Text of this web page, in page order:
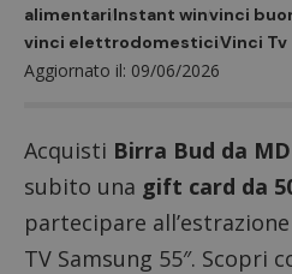
Aggiornato il: 09/06/2026
alimentariInstant winvinci
vinci elettrodomesticiVinci Tv
Acquisti Birra Bud da MD
subito una gift card da
partecipare
TV Samsung 55″. Scopri